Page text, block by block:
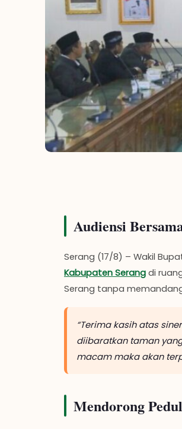
Audiensi
Serang (17/8) – Wakil
Kabupaten Serangdi
Serang tanpa
“Terima kasih atas
diibaratkan taman
macam maka akan
Mendorong